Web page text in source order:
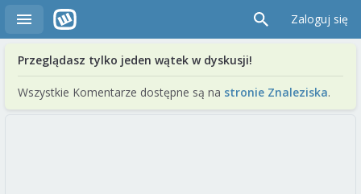
Zaloguj się
Przeglądasz tylko jeden wątek w dyskusji!
Wszystkie Komentarze dostępne są na stronie Znaleziska.